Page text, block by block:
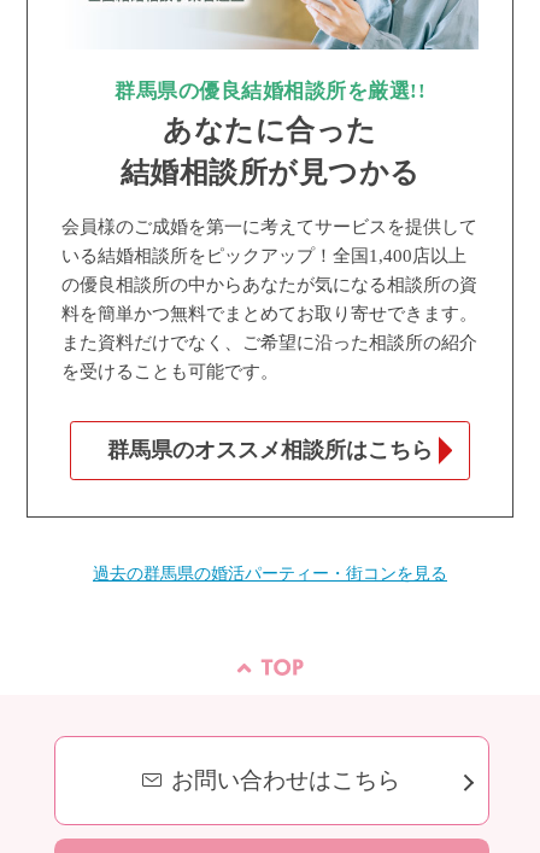
群馬県の優良結婚相談所を厳選!!
あなたに合った
結婚相談所が見つかる
会員様のご成婚を第一に考えてサービスを提供して
いる結婚相談所をピックアップ！全国1,400店以上
の優良相談所の中からあなたが気になる相談所の資
料を簡単かつ無料でまとめてお取り寄せできます。
また資料だけでなく、ご希望に沿った相談所の紹介
を受けることも可能です。
群馬県のオススメ相談所はこちら
過去の群馬県の婚活パーティー・街コンを見る
お問い合わせはこちら